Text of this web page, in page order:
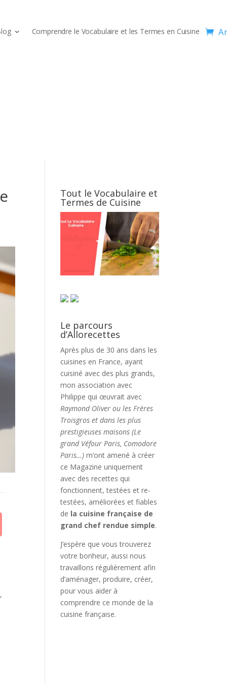
Comprendre le Vocabulaire et les Termes en Cuisine
Tout le Vocabulaire et
Termes de Cuisine
Le parcours
d’Allorecettes
Après plus de 30 ans dans les
cuisines en France, ayant
cuisiné avec des plus grands,
mon association avec
Philippe qui œuvrait avec
Raymond Oliver ou les Frères
Troisgros et dans les plus
prestigieuses maisons (Le
grand Véfour Paris, Comodore
Paris…) m’ont amené à créer
ce Magazine uniquement
avec des recettes qui
fonctionnent, testées et re-
testées, améliorées et fiables
de la cuisine française de
grand chef rendue simple.
J’espère que vous trouverez
votre bonheur, aussi nous
travaillons régulièrement afin
d’aménager, produire, créer,
pour vous aider à
comprendre ce monde de la
cuisine française.